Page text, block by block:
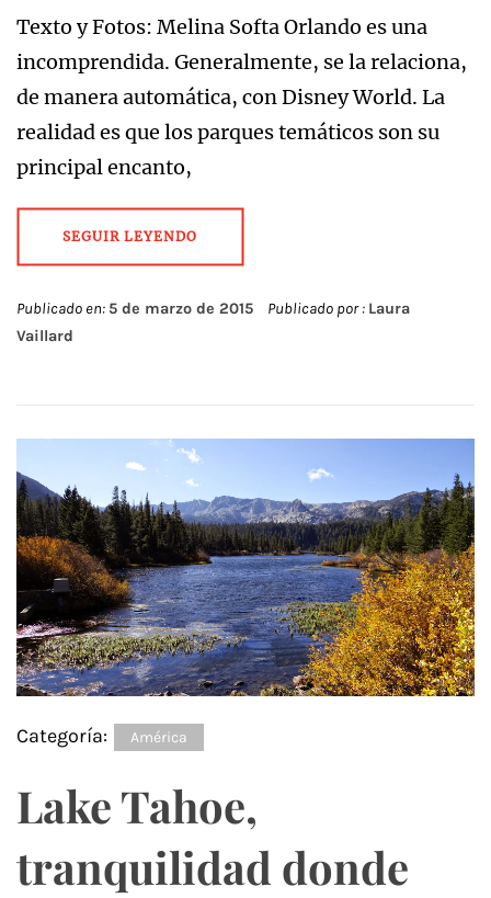
Texto y Fotos: Melina Softa Orlando es una
incomprendida. Generalmente, se la relaciona,
de manera automática, con Disney World. La
realidad es que los parques temáticos son su
principal encanto,
SEGUIR LEYENDO
Publicado en: 5 de marzo de 2015 Publicado por : Laura
Vaillard
Categoría: América
Lake Tahoe,
tranquilidad donde